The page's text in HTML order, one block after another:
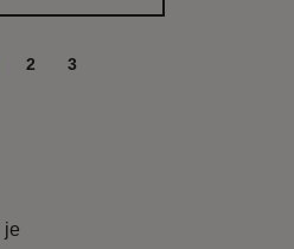
2 3
je